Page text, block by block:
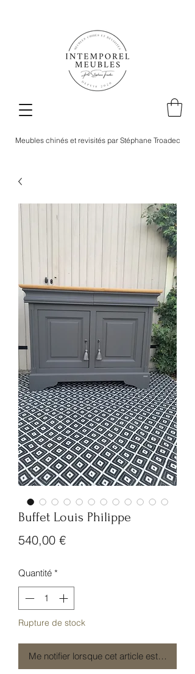
Meubles chinés et revisités par Stéphane Troadec
Buffet Louis Philippe
540,00 €Prix
Quantité *
Rupture de stock
Me notifier lorsque cet article est disponible